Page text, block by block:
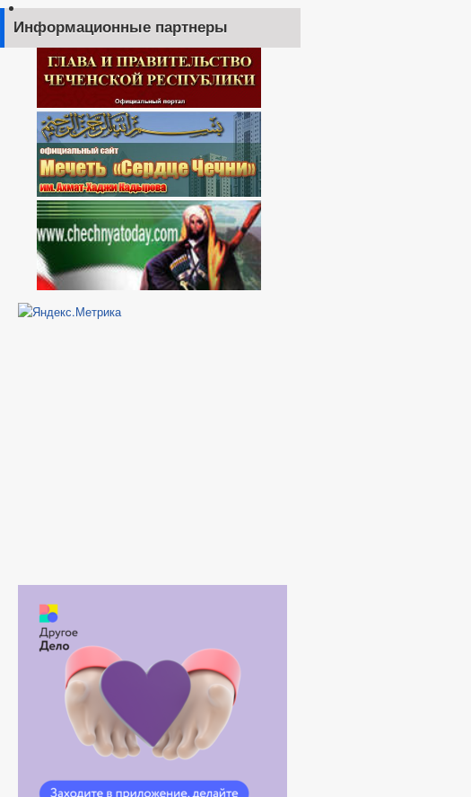
Информационные партнеры